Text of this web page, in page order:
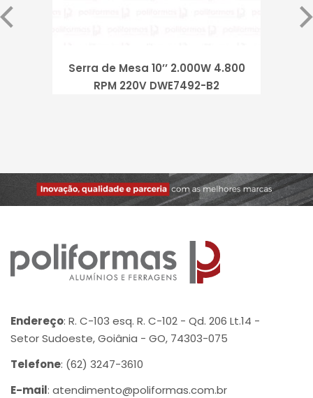
Serra de Mesa 10’’ 2.000W 4.800
RPM 220V DWE7492-B2
Endereço: R. C-103 esq. R. C-102 - Qd. 206 Lt.14 -
Setor Sudoeste, Goiânia - GO, 74303-075
Telefone: (62) 3247-3610
E-mail: atendimento@poliformas.com.br